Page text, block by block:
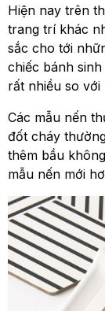
Hiện nay trên
trang trí khác
sắc cho tới
chiếc bánh
rất nhiều so
Các mẫu nến
đốt cháy
thêm bầu
mẫu nến mới